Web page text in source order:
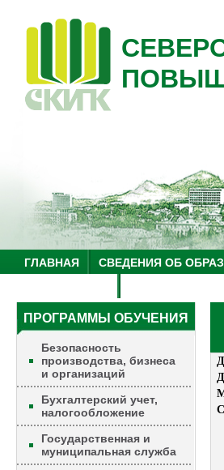
ГЛАВНАЯ
СВЕДЕНИЯ ОБ
ПРОГРАММЫ ОБУЧЕНИЯ
Безопасность
производства, бизнеса
и организаций
Бухгалтерский учет,
налогообложение
Государственная и
муниципальная служба